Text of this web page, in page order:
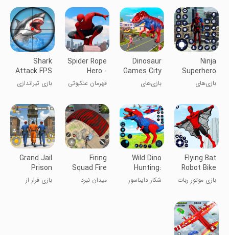
دایناسوری
بعدی
موجودات
creepy
Ninja
Superhero
Fighting
Games
بازی‌های
ابرقهرمان نینجا
Dinosaur
Games City
Rampage
بازی‌های
وحشت شهر
Spider Rope
Hero -
Gangster
New York
قهرمان عنکبوتی
نیویورک
Shark
Attack FPS
Sniper
Game
بازی تیراندازی
مد sniper
Flying Bat
Robot Bike
Game
بازی موتور ربات
Wild Dino
Hunting:
Zoo Hunter
شکار دایناسور
Firing
Squad Fire
Battleground
میدان نبرد
Grand Jail
Prison
Escape
Game
بازی فرار از